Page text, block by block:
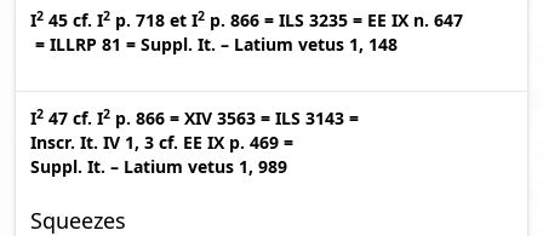
I2 45 cf. I2 p. 718 et I2 p. 866 = ILS 3235 = EE IX n. 647
= ILLRP 81 = Suppl. It. – Latium vetus 1, 148
I2 47 cf. I2 p. 866 = XIV 3563 = ILS 3143 =
Inscr. It. IV 1, 3 cf. EE IX p. 469 =
Suppl. It. – Latium vetus 1, 989
Squeezes